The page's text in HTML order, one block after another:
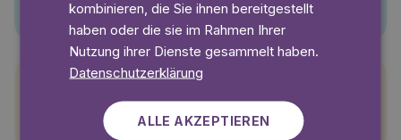
Pettersson und Findus
kombinieren, die Sie ihnen bereitgestellt
haben oder die sie im Rahmen Ihrer
Nutzung ihrer Dienste gesammelt haben.
Datenschutzerklärung
ALLE AKZEPTIEREN